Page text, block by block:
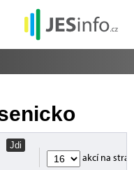
Jdi
akcí na